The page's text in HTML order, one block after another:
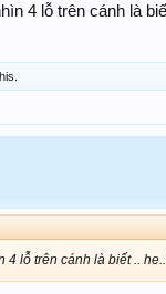
4 lỗ trên cánh là
4 lỗ trên cánh là biết ..